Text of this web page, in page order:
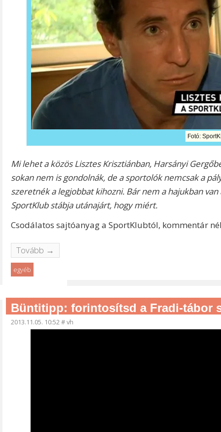
Fotó:
Mi lehet a közös Lisztes Krisztiánban, Harsányi
sokan nem is gondolnák, de a sportolók nemcsak a
szeretnék a legjobbat kihozni. Bár nem a hajukban
SportKlub stábja utánajárt, hogy miért.
Csodálatos sajtóanyag a SportKlubtól, kommentár
Tovább →
egyéb
Büntitipp: forintosítsd a Fradi-tábor
2013.11.05. 10:52#vh